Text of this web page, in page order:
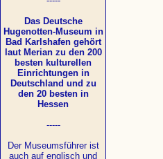
Das Deutsche
Hugenotten-Museum in
Bad Karlshafen gehört
laut Merian zu den 200
besten kulturellen
Einrichtungen in
Deutschland und zu
den 20 besten in
Hessen
-----
Der Museumsführer ist
auch auf englisch und